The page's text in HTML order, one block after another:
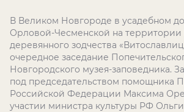
В Великом Новгороде в усадебном
Орловой-Чесменской на территории
деревянного зодчества
очередное заседание
Новгородского музея-заповедника.
под председательством помощника
Российской Федерации Максима
участии министра культуры РФ